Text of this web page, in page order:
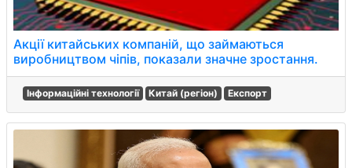
Акції китайських компаній, що займаються
виробництвом чіпів, показали значне зростання.
Інформаційні технології Китай (регіон) Експорт